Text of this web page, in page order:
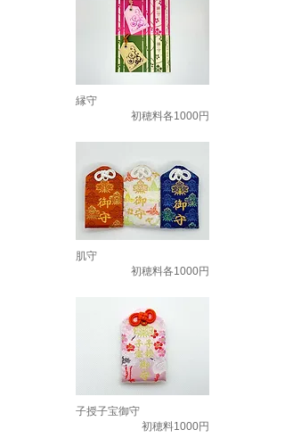
縁守
初穂料各1000円
肌守
初穂料各1000円
子授子宝御守
初穂料1000円